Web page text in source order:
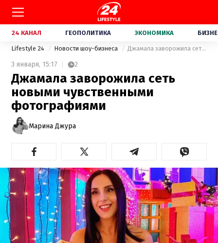
24 КАНАЛ ГЕОПОЛИТИКА ЭКОНОМИКА
Lifestyle 24 Новости шоу-бизнеса Джамала заворожила сеть новыми чувственными фотографиями
3 января, 15:17 2
Джамала заворожила сеть
новыми чувственными
фотографиями
Марина Джура